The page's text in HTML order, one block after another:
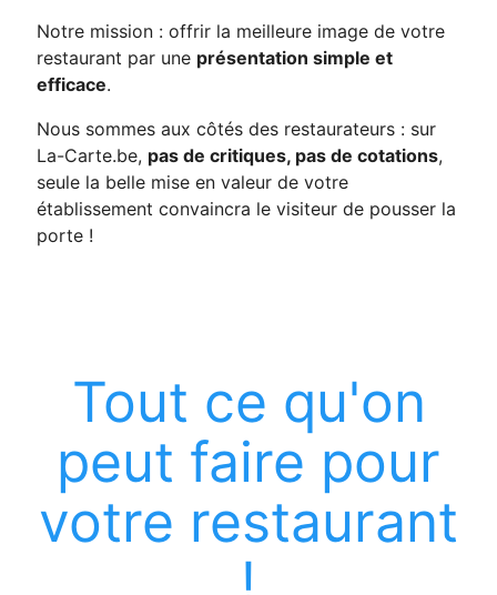
Notre mission : offrir la meilleure image de votre
restaurant par une présentation simple et
efficace.
Nous sommes aux côtés des restaurateurs : sur
La-Carte.be, pas de critiques, pas de cotations,
seule la belle mise en valeur de votre
établissement convaincra le visiteur de pousser la
porte !
Tout ce qu'on
peut faire pour
votre restaurant
!